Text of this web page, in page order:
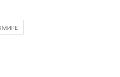
МИРЕ